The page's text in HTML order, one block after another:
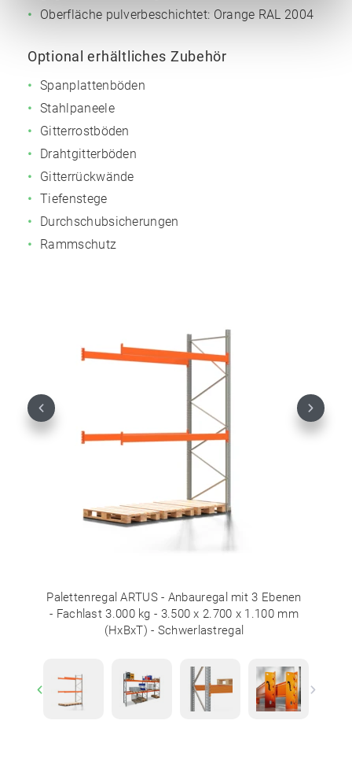
Oberfläche pulverbeschichtet: Orange RAL 2004
Optional erhältliches Zubehör
Spanplattenböden
Stahlpaneele
Gitterrostböden
Drahtgitterböden
Gitterrückwände
Tiefenstege
Durchschubsicherungen
Rammschutz
Palettenregal ARTUS - Anbauregal mit 3 Ebenen
- Fachlast 3.000 kg - 3.500 x 2.700 x 1.100 mm
(HxBxT) - Schwerlastregal
Previous Next
Previous Next